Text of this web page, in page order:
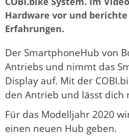
Hardware vor und
Erfahrungen.
Der SmartphoneHub von
Antriebs und nimmt das
Display auf. Mit der
den Antrieb und lässt dich
Für das Modelljahr 2020
einen neuen Hub geben.